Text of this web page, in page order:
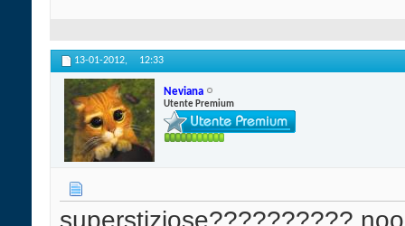
13-01-2012, 12:33
Neviana
Utente Premium